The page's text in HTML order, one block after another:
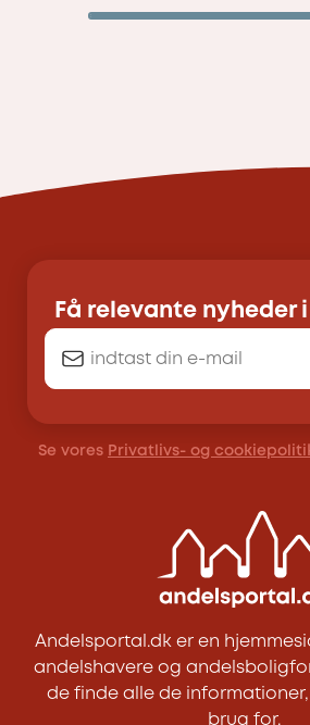
Få relevante nyheder
Se vores Privatlivs- og
Andelsportal.dk er en
andelshavere og
de finde alle de
brug for.